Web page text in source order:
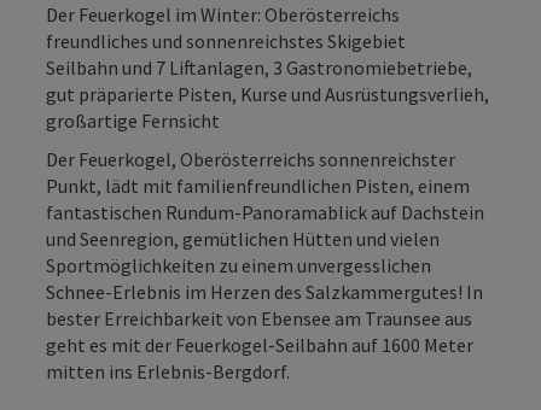
Der Feuerkogel im Winter: Oberösterreichs
freundliches und sonnenreichstes Skigebiet
Seilbahn und 7 Liftanlagen, 3 Gastronomiebetriebe,
gut präparierte Pisten, Kurse und Ausrüstungsverlieh,
großartige Fernsicht
Der Feuerkogel, Oberösterreichs sonnenreichster
Punkt, lädt mit familienfreundlichen Pisten, einem
fantastischen Rundum-Panoramablick auf Dachstein
und Seenregion, gemütlichen Hütten und vielen
Sportmöglichkeiten zu einem unvergesslichen
Schnee-Erlebnis im Herzen des Salzkammergutes! In
bester Erreichbarkeit von Ebensee am Traunsee aus
geht es mit der Feuerkogel-Seilbahn auf 1600 Meter
mitten ins Erlebnis-Bergdorf.